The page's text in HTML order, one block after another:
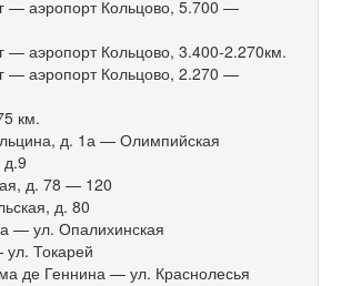
— аэропорт Кольцово, 5.700 —
— аэропорт Кольцово, 3.400-2.270км.
— аэропорт Кольцово, 2.270 —
км.
д. 1а — Олимпийская
д. 78 — 120
д. 80
— ул. Опалихинская
Токарей
де Геннина — ул. Краснолесья